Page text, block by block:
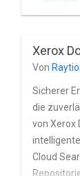
Xerox
Von
Sicherer
die
von Xerox
Cloud